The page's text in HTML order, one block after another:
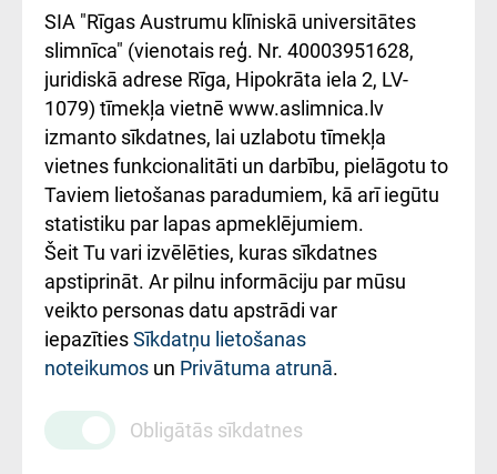
atsauksmju/sūdzību
iesniegšanas
kārtība
Kā pie mums nokļūt
Rēķinu apmaksas
ceļvedis
Rekvizīti un
ārstniecības
iestādes kods
010000234
Maksas
pakalpojumu
Підтримка Східної
лікарні та співпраця з
Україною
SIA "Rīgas Austrumu klīniskā universitātes
slimnīca" (vienotais reģ. Nr. 40003951628,
juridiskā adrese Rīga, Hipokrāta iela 2, LV-
1079) tīmekļa vietnē www.aslimnica.lv
izmanto sīkdatnes, lai uzlabotu tīmekļa
vietnes funkcionalitāti un darbību, pielāgotu to
Taviem lietošanas paradumiem, kā arī iegūtu
statistiku par lapas apmeklējumiem.
Šeit Tu vari izvēlēties, kuras sīkdatnes
apstiprināt. Ar pilnu informāciju par mūsu
veikto personas datu apstrādi var
iepazītiesSīkdatņu lietošanas
noteikumos un Privātuma atrunā.
Obligātās sīkdatnes